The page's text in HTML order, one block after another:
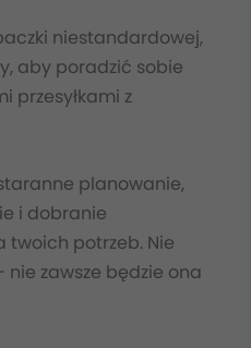
niestandardowej,
aby poradzić sobie
przesyłkami z
planowanie,
i dobranie
twoich potrzeb. Nie
nie zawsze będzie ona